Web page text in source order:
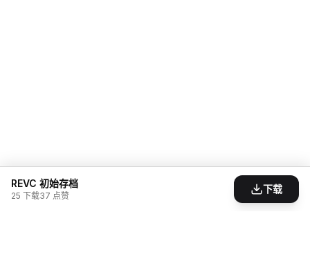
REVC 初始存档
25 下载37 点赞
下载